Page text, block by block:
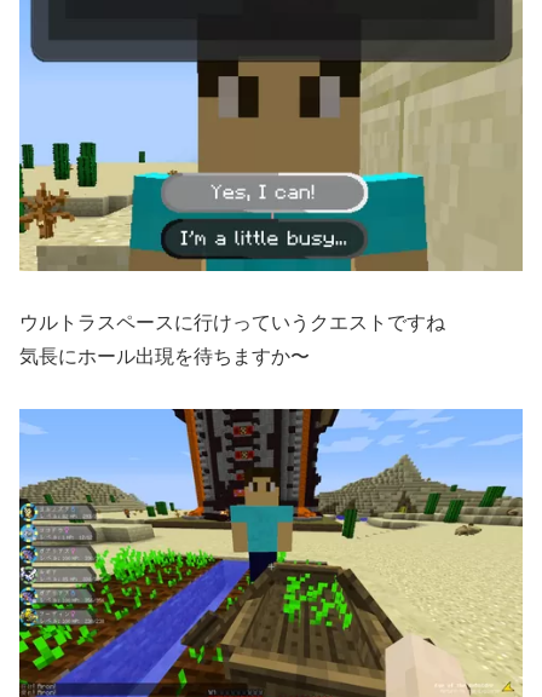
ウルトラスペースに行けっていうクエストですね
気長にホール出現を待ちますか〜